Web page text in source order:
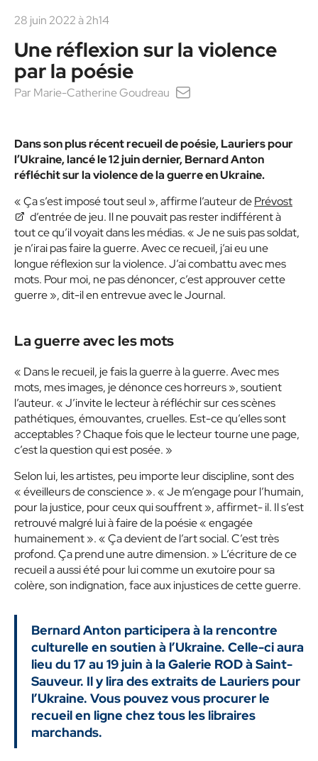
28 juin 2022 à 2h14
Une réflexion sur la violence
par la poésie
Par Marie-Catherine Goudreau
Dans son plus récent recueil de poésie, Lauriers pour
l’Ukraine, lancé le 12 juin dernier, Bernard Anton
réfléchit sur la violence de la guerre en Ukraine.
« Ça s’est imposé tout seul », affirme l’auteur dePrévost
d’entrée de jeu. Il ne pouvait pas rester indifférent à
tout ce qu’il voyait dans les médias. « Je ne suis pas soldat,
je n’irai pas faire la guerre. Avec ce recueil, j’ai eu une
longue réflexion sur la violence. J’ai combattu avec mes
mots. Pour moi, ne pas dénoncer, c’est approuver cette
guerre », dit-il en entrevue avec le Journal.
La guerre avec les mots
« Dans le recueil, je fais la guerre à la guerre. Avec mes
mots, mes images, je dénonce ces horreurs », soutient
l’auteur. « J’invite le lecteur à réfléchir sur ces scènes
pathétiques, émouvantes, cruelles. Est-ce qu’elles sont
acceptables ? Chaque fois que le lecteur tourne une page,
c’est la question qui est posée. »
Selon lui, les artistes, peu importe leur discipline, sont des
« éveilleurs de conscience ». « Je m’engage pour l’humain,
pour la justice, pour ceux qui souffrent », affirmet- il. Il s’est
retrouvé malgré lui à faire de la poésie « engagée
humainement ». « Ça devient de l’art social. C’est très
profond. Ça prend une autre dimension. » L’écriture de ce
recueil a aussi été pour lui comme un exutoire pour sa
colère, son indignation, face aux injustices de cette guerre.
Bernard Anton participera à la rencontre
culturelle en soutien à l’Ukraine. Celle-ci aura
lieu du 17 au 19 juin à la Galerie ROD à Saint-
Sauveur. Il y lira des extraits de Lauriers pour
l’Ukraine. Vous pouvez vous procurer le
recueil en ligne chez tous les libraires
marchands.